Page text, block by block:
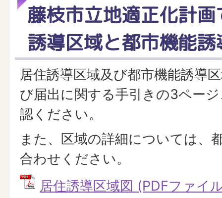
藤枝市立地適正化計
誘導区域と都市機能誘
居住誘導区域及び都市機能誘導
び届出に関する手引きの3ペー
認ください。
また、区域の詳細については、
合わせください。
居住誘導区域図 (PDFファイ